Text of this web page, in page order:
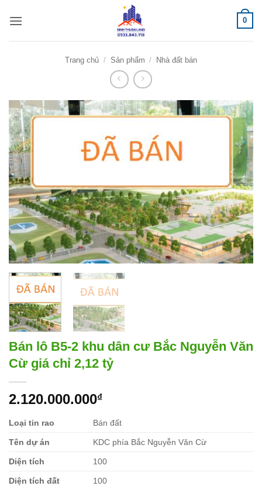
qua
0
Trang chủ / Sản phẩm / Nhà đất bán
Bán lô B5-2 khu dân cư Bắc Nguyễn Văn
Cừ giá chỉ 2,12 tỷ
2.120.000.000₫
Loại tin rao Bán đất
Tên dự án KDC phía Bắc Nguyễn Văn Cừ
Diện tích 100
Diện tích đất 100